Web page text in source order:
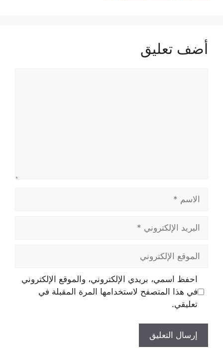
أضف تعليق
الاسم
البريد
الإلكتروني
الموقع
الإلكتروني
احفظ اسمي، بريدي الإلكتروني، والموقع الإلكتروني
في هذا المتصفح لاستخدامها المرة المقبلة في
تعليقي.